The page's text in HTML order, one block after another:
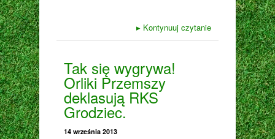
▸ Kontynuuj czytanie
Tak się wygrywa!
Orliki Przemszy
deklasują RKS
Grodziec.
14 września 2013